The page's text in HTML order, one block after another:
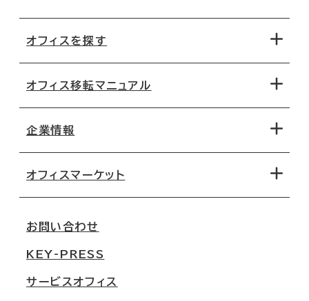
オフィスを探す
地図から探す
路線・駅から探す
オフィス移転マニュアル
移転コストシミュレーション
移転スケジュール
オフィス移転Q&A
企業情報
オフィスマーケット
大阪
名古屋
お問い合わせ
KEY-PRESS
サービスオフィス